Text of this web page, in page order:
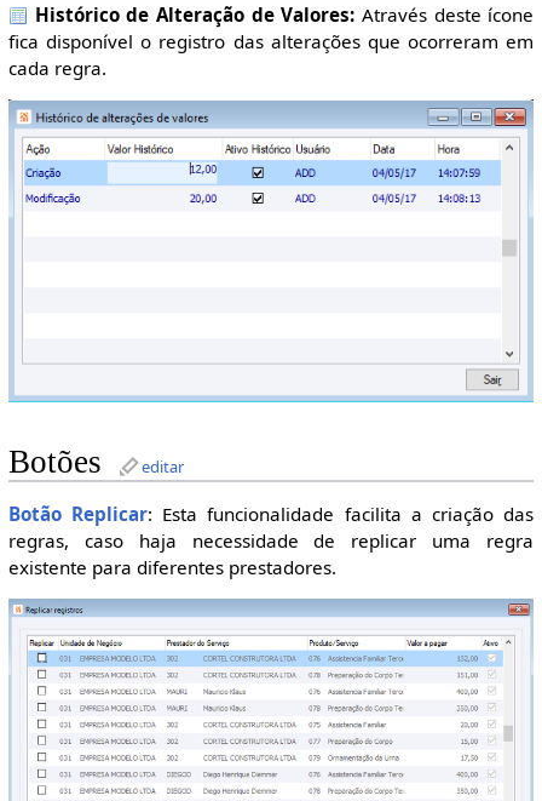
Histórico de Alteração de Valores: Através deste ícone
fica disponível o registro das alterações que ocorreram em
cada regra.
Botões editar
Botão Replicar: Esta funcionalidade facilita a criação das
regras, caso haja necessidade de replicar uma regra
existente para diferentes prestadores.